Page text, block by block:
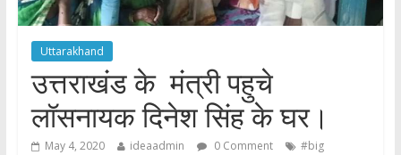
Uttarakhand
उत्तराखंड के मंत्री पहुचे
लॉसनायक दिनेश सिंह के घर।
May 4, 2020 ideaadmin 0 Comment
#big